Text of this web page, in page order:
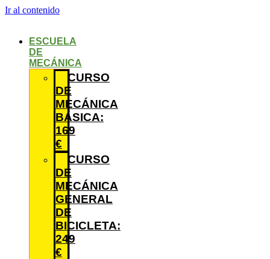
Ir al contenido
ESCUELA
DE
MECÁNICA
CURSO
DE
MECÁNICA
BÁSICA:
169
€
CURSO
DE
MECÁNICA
GENERAL
DE
BICICLETA:
249
€